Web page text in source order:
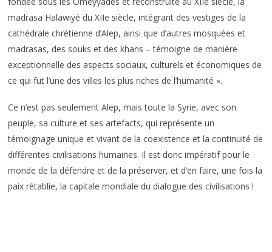
madrasa Halawiyé du XIIe siècle, intégrant des vestiges de la
cathédrale chrétienne d’Alep, ainsi que d’autres mosquées et
madrasas, des souks et des khans – témoigne de manière
exceptionnelle des aspects sociaux, culturels et économiques de
ce qui fut l’une des villes les plus riches de l’humanité ».
Ce n’est pas seulement Alep, mais toute la Syrie, avec son
peuple, sa culture et ses artefacts, qui représente un
témoignage unique et vivant de la coexistence et la continuité de
différentes civilisations humaines. Il est donc impératif pour le
monde de la défendre et de la préserver, et d’en faire, une fois la
paix rétablie, la capitale mondiale du dialogue des civilisations !